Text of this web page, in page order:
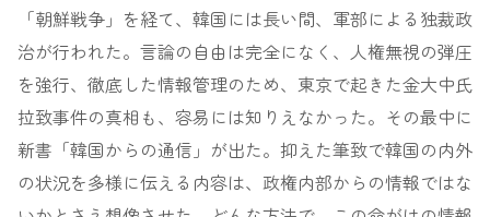
「朝鮮戦争」を経て、韓国には長い間、軍部による独裁政
治が行われた。言論の自由は完全になく、人権無視の弾圧
を強行、徹底した情報管理のため、東京で起きた金大中氏
拉致事件の真相も、容易には知りえなかった。その最中に
新書「韓国からの通信」が出た。抑えた筆致で韓国の内外
の状況を多様に伝える内容は、政権内部からの情報ではな